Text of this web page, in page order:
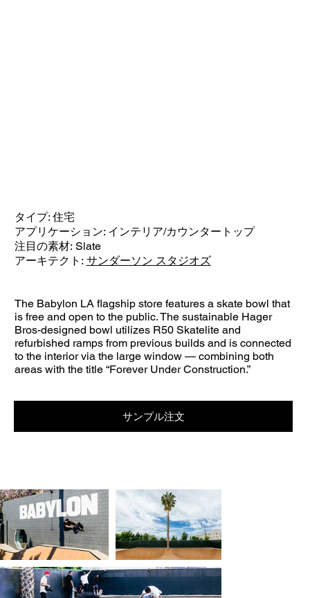
タイプ: 住宅
アプリケーション: インテリア/カウンタートップ
注目の素材: Slate
アーキテクト: サンダーソン スタジオズ
The Babylon LA flagship store features a skate bowl that
is free and open to the public. The sustainable Hager
Bros-designed bowl utilizes R50 Skatelite and
refurbished ramps from previous builds and is connected
to the interior via the large window — combining both
areas with the title “Forever Under Construction.”
サンプル注文